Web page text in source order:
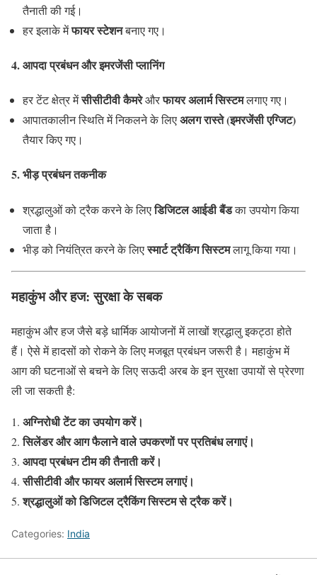
तैनाती की गई।
हर इलाके मेंफायर स्टेशनबनाए गए।
4. आपदा प्रबंधन और इमरजेंसी प्लानिंग
हर टेंट क्षेत्र मेंसीसीटीवी कैमरेऔरफायर अलार्म सिस्टमलगाए गए।
आपातकालीन स्थिति में निकलने के लिएअलग रास्ते (इमरजेंसी एग्जिट)
तैयार किए गए।
5. भीड़ प्रबंधन तकनीक
श्रद्धालुओं को ट्रैक करने के लिएडिजिटल आईडी बैंडका उपयोग किया
जाता है।
भीड़ को नियंत्रित करने के लिएस्मार्ट ट्रैकिंग सिस्टमलागू किया गया।
महाकुंभ और हज: सुरक्षा के सबक
महाकुंभ और हज जैसे बड़े धार्मिक आयोजनों में लाखों श्रद्धालु इकट्ठा होते
हैं। ऐसे में हादसों को रोकने के लिए मजबूत प्रबंधन जरूरी है। महाकुंभ में
आग की घटनाओं से बचने के लिए सऊदी अरब के इन सुरक्षा उपायों से प्रेरणा
ली जा सकती है:
अग्निरोधी टेंट का उपयोग करें।
सिलेंडर और आग फैलाने वाले उपकरणों पर प्रतिबंध लगाएं।
आपदा प्रबंधन टीम की तैनाती करें।
सीसीटीवी और फायर अलार्म सिस्टम लगाएं।
श्रद्धालुओं को डिजिटल ट्रैकिंग सिस्टम से ट्रैक करें।
Categories: India